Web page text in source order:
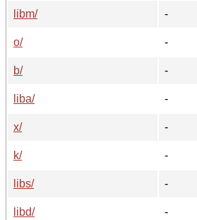
libm/
-
o/
-
b/
-
liba/
-
x/
-
k/
-
libs/
-
libd/
-